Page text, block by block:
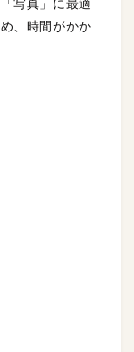
写真」に最適
、時間がかか